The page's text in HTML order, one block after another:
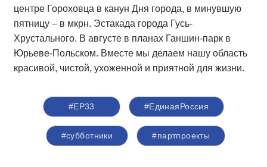
центре Гороховца в канун Дня города, в минувшую
пятницу – в мкрн. Эстакада города Гусь-
Хрустального. В августе в планах Ганшин-парк в
Юрьеве-Польском. Вместе мы делаем нашу область
красивой, чистой, ухоженной и приятной для жизни.
#ЕР33 #‎ЕдинаяРоссия
#субботники #партпроекты